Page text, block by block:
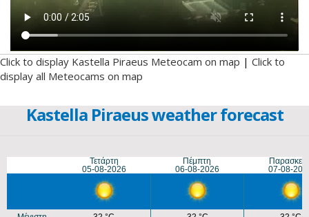
Click to display Kastella Piraeus Meteocam on map | Click to
display all Meteocams on map
Kastella Piraeus weather forecast